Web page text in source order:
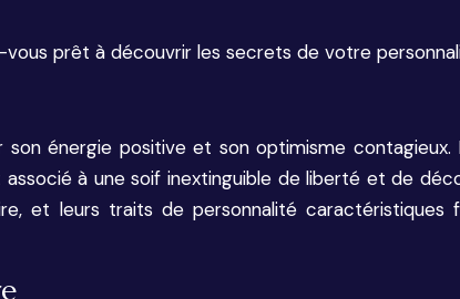
prêt à découvrir les secrets de votre
énergie positive et son optimisme contagieux.
à une soif inextinguible de liberté et de
et leurs traits de personnalité caractéristiques